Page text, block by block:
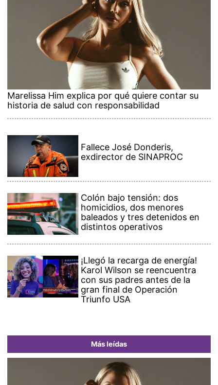
Marelissa Him explica por qué quiere contar su
historia de salud con responsabilidad
Fallece José Donderis,
exdirector de SINAPROC
Colón bajo tensión: dos
homicidios, dos menores
baleados y tres detenidos en
distintos operativos
¡Llegó la recarga de energía!
Karol Wilson se reencuentra
con sus padres antes de la
gran final de Operación
Triunfo USA
Más leídas